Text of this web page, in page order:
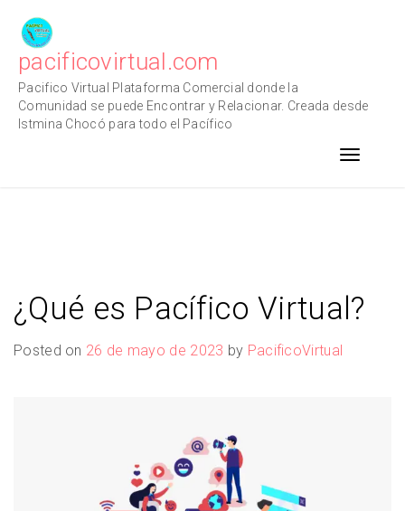
content
pacificovirtual.com
Pacifico Virtual Plataforma Comercial donde la
Comunidad se puede Encontrar y Relacionar. Creada desde
Istmina Chocó para todo el Pacífico
Toggle
¿Qué es Pacífico Virtual?
Posted on 26 de mayo de 2023 by PacificoVirtual